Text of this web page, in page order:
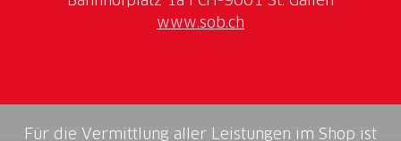
www.sob.ch
Für die Vermittlung aller Leistungen im Shop ist